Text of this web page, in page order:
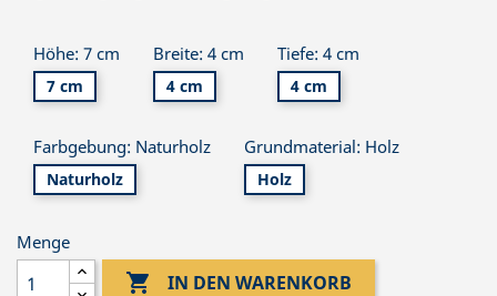
Höhe: 7 cm
7 cm
Breite: 4 cm
4 cm
Tiefe: 4 cm
4 cm
Farbgebung: Naturholz
Naturholz
Grundmaterial: Holz
Holz
Menge
 IN DEN WARENKORB